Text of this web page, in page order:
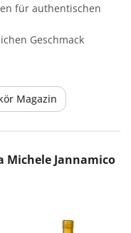
für authentischen
Geschmack
Magazin
Michele Jannamico